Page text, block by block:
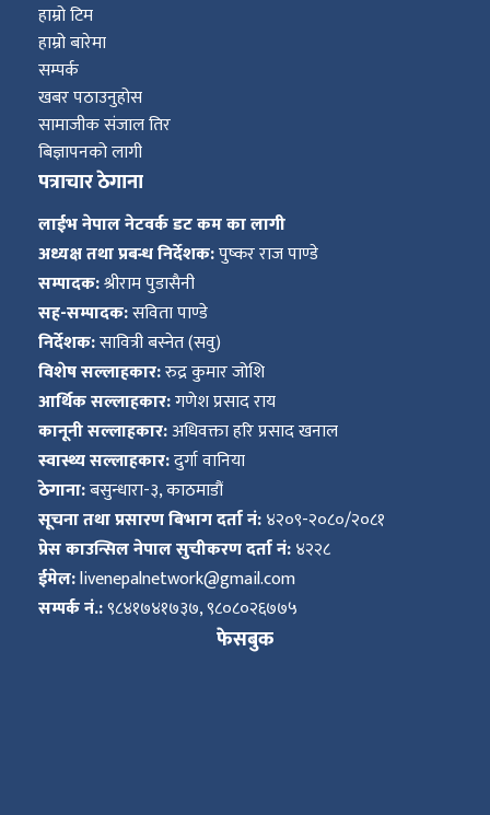
हाम्रो टिम
हाम्रो बारेमा
सम्पर्क
खबर पठाउनुहोस
सामाजीक संजाल तिर
बिज्ञापनको लागी
पत्राचार ठेगाना
लाईभ नेपाल नेटवर्क डट कम का लागी
अध्यक्ष तथा प्रबन्ध निर्देशक:पुष्कर राज पाण्डे
सम्पादक:श्रीराम पुडासैनी
सह-सम्पादक:सविता पाण्डे
निर्देशक:सावित्री बस्नेत (सवु)
विशेष सल्लाहकार:रुद्र कुमार जोशि
आर्थिक सल्लाहकार:गणेश प्रसाद राय
कानूनी सल्लाहकार:अधिवक्ता हरि प्रसाद खनाल
स्वास्थ्य सल्लाहकार:दुर्गा वानिया
ठेगाना:बसुन्धारा-३, काठमाडौं
सूचना तथा प्रसारण बिभाग दर्ता नं:४२०९-२०८०/२०८१
प्रेस काउन्सिल नेपाल सुचीकरण दर्ता नं:४२२८
ईमेल:livenepalnetwork@gmail.com
सम्पर्क नं.:९८४१७४१७३७, ९८०८०२६७७५
फेसबुक